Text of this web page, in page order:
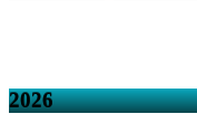
2026